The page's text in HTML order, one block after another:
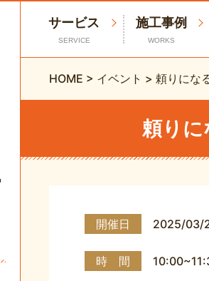
サービス
SERVICE
施工事例
WORKS
HOME > イベント > 頼りにな
頼りに
開催日 2025/03/
時 間